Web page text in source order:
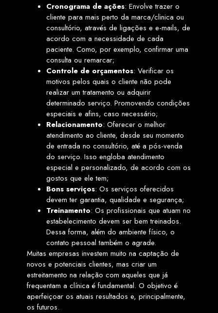
Cronograma de ações: Envolve trazer o
cliente para mais perto da marca/clinica ou
consultório, através de ligações e e-mails, de
acordo com a necessidade de cada
paciente. Como, por exemplo, confirmar uma
consulta ou remarcar;
Controle de orçamentos: Verificar os
motivos pelos quais o cliente não pode
realizar um tratamento ou adquirir
determinado serviço. Promovendo condições
especiais e afins, caso necessário;
Relacionamento: Oferecer o melhor
atendimento ao cliente, desde seu momento
de entrada no consultório, até a pós-venda
do serviço. Isso engloba atendimento
especial e personalizado, de acordo com os
gostos que ele tem;
Bons serviços: Os serviços oferecidos
devem ter garantia, qualidade e segurança;
Treinamento: Os profissionais que atuam no
estabelecimento devem ser bem treinados.
Dessa forma, além do ambiente físico, o
contato pessoal também o agrade.
Muitas empresas investem muito na captação de
novos e potenciais clientes, mas criar um
estreitamento na relação com aqueles que já
frequentam a clínica é fundamental. O objetivo é
aperfeiçoar os atuais resultados e, principalmente,
os futuros.